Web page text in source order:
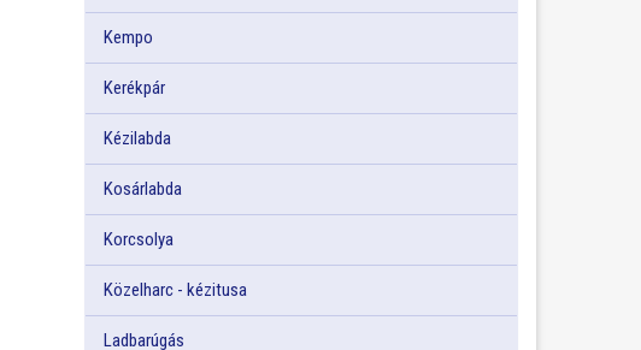
Kempo
Kerékpár
Kézilabda
Kosárlabda
Korcsolya
Közelharc - kézitusa
Ladbarúgás